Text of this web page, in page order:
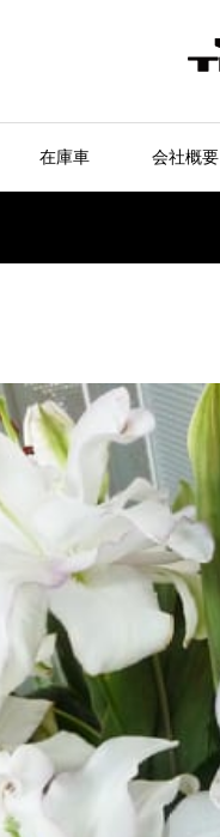
在庫車 会社概要